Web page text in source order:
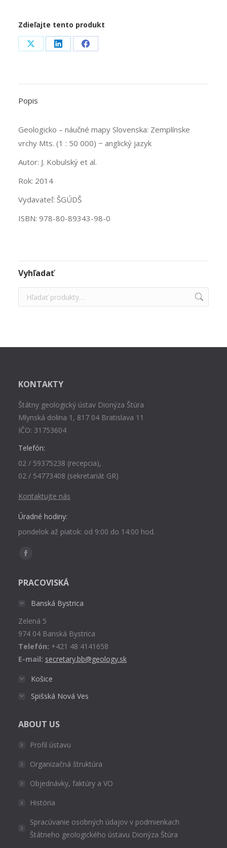
Zdieľajte tento produkt
Share
X
Share
LinkedIn
Share
Facebook
Popis
Geologicko – náučné mapy Slovenska: Zemplínske
vrchy Mts. (1 : 50 000) − anglický jazyk
Autor: J. Kobulský et al.
Rok: 2014
Vydavateľ: ŠGÚDŠ
ISBN: 978-80-89343-98-0
Vyhľadať
KONTAKTY
Štátny geologický ústav Dionýza Štúra
Mlynská dolina 1, 817 04 Bratislava 11
IČO: 31753604
Telefón:
02 / 59375238 (recepcia),
02 / 54773408 (sekretariát GR)
Kontaktujte nás
Úradné hodiny:
pondelok až piatok: od 9:00 do 14:00 hod.
Find us on:
Facebook
opens
window
PRACOVISKÁ
Banská Bystrica
Zelená 5
974 04 Banská Bystrica
Telefón: +421 48 4141658
E-mail: secretary.bb@geology.sk
Košice
Spišská Nová Ves
ABOUT US
Profil ústavu
Organizačná štruktúra
Objednávky, faktúry a VO
História
Spracúvanie osobných údajov v podmienkach
Štátneho geologického ústavu Dionýza Štúra